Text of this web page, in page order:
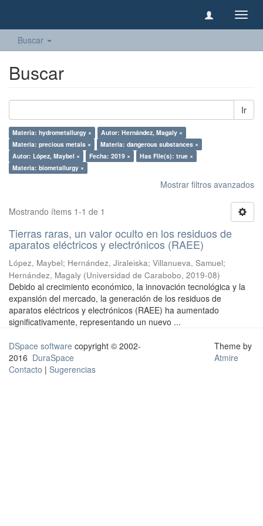
Buscar
Buscar
Ir
Materia: hydrometallurgy ×
Autor: Hernández, Magaly ×
Materia: precious metals ×
Materia: dangerous substances ×
Autor: López, Maybel ×
Fecha: 2019 ×
Has File(s): true ×
Materia: biometallurgy ×
Mostrar filtros avanzados
Mostrando ítems 1-1 de 1
Tierras raras, un valor oculto en los residuos de
aparatos eléctricos y electrónicos (RAEE)
López, Maybel; Hernández, Jiraleiska; Villanueva, Samuel;
Hernández, Magaly (Universidad de Carabobo, 2019-08)
Debido al crecimiento económico, la innovación tecnológica y la
expansión del mercado, la generación de los residuos de
aparatos eléctricos y electrónicos (RAEE) ha aumentado
significativamente, representando un nuevo ...
DSpace software copyright © 2002-
2016 DuraSpace
Contacto | Sugerencias
Theme by
Atmire